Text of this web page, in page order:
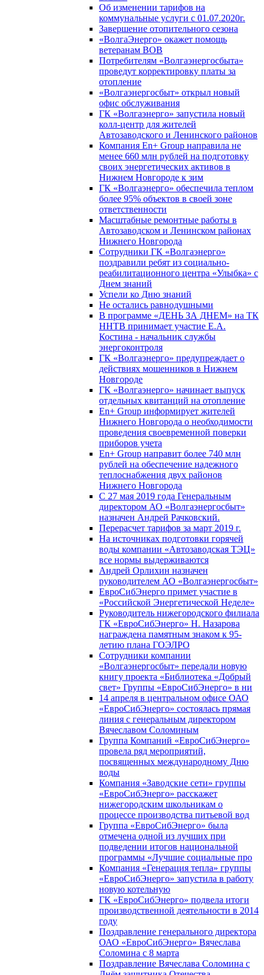
Об изменении тарифов на
коммунальные услуги с 01.07.2020г.
Завершение отопительного сезона
«ВолгаЭнерго» окажет помощь
ветеранам ВОВ
Потребителям «Волгаэнергосбыта»
проведут корректировку платы за
отопление
«Волгаэнергосбыт» открыл новый
офис обслуживания
ГК «Волгаэнерго» запустила новый
колл-центр для жителей
Автозаводского и Ленинского районов
Компания En+ Group направила не
менее 660 млн рублей на подготовку
своих энергетических активов в
Нижнем Новгороде к зим
ГК «Волгаэнерго» обеспечила теплом
более 95% объектов в своей зоне
ответственности
Масштабные ремонтные работы в
Автозаводском и Ленинском районах
Нижнего Новгорода
Сотрудники ГК «Волгаэнерго»
поздравили ребят из социально-
реабилитационного центра «Улыбка» с
Днем знаний
Успели ко Дню знаний
Не остались равнодушными
В программе «ДЕНЬ ЗА ДНЕМ» на ТК
ННТВ принимает участие Е.А.
Костина - начальник службы
энергоконтроля
ГК «Волгаэнерго» предупреждает о
действиях мошенников в Нижнем
Новгороде
ГК «Волгаэнерго» начинает выпуск
отдельных квитанций на отопление
En+ Group информирует жителей
Нижнего Новгорода о необходимости
проведения своевременной поверки
приборов учета
En+ Group направит более 740 млн
рублей на обеспечение надежного
теплоснабжения двух районов
Нижнего Новгорода
С 27 мая 2019 года Генеральным
директором АО «Волгаэнергосбыт»
назначен Андрей Рачковский.
Перерасчет тарифов за март 2019 г.
На источниках подготовки горячей
воды компании «Автозаводская ТЭЦ»
все нормы выдерживаются
Андрей Орлихин назначен
руководителем АО «Волгаэнергосбыт»
ЕвроСибЭнерго примет участие в
«Российской Энергетической Неделе»
Руководитель нижегородского филиала
ГК «ЕвроСибЭнерго» Н. Назарова
награждена памятным знаком к 95-
летию плана ГОЭЛРО
Сотрудники компании
«Волгаэнергосбыт» передали новую
книгу проекта «Библиотека «Добрый
свет» Группы «ЕвроСибЭнерго» в ни
14 апреля в центральном офисе ОАО
«ЕвроСибЭнерго» состоялась прямая
линия с генеральным директором
Вячеславом Соломиным
Группа Компаний «ЕвроСибЭнерго»
провела ряд мероприятий,
посвященных международному Дню
воды
Компания «Заводские сети» группы
«ЕвроСибЭнерго» расскажет
нижегородским школьникам о
процессе производства питьевой вод
Группа «ЕвроСибЭнерго» была
отмечена одной из лучших при
подведении итогов национальной
программы «Лучшие социальные про
Компания «Генерация тепла» группы
«ЕвроСибЭнерго» запустила в работу
новую котельную
ГК «ЕвроСибЭнерго» подвела итоги
производственной деятельности в 2014
году
Поздравление генерального директора
ОАО «ЕвроСибЭнерго» Вячеслава
Соломина с 8 марта
Поздравление Вячеслава Соломина с